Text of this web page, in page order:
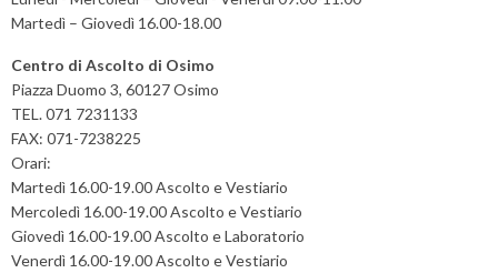
Martedì – Giovedì 16.00-18.00
Centro di Ascolto di Osimo
Piazza Duomo 3, 60127 Osimo
TEL. 071 7231133
FAX: 071-7238225
Orari:
Martedì 16.00-19.00 Ascolto e Vestiario
Mercoledì 16.00-19.00 Ascolto e Vestiario
Giovedì 16.00-19.00 Ascolto e Laboratorio
Venerdì 16.00-19.00 Ascolto e Vestiario